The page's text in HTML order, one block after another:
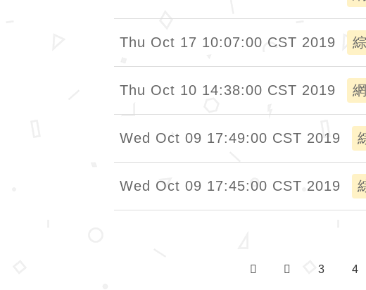
Thu Oct 17 10:07:00 CST 2019
Thu Oct 10 14:38:00 CST 2019
Wed Oct 09 17:49:00 CST 2019
Wed Oct 09 17:45:00 CST 2019
3 4